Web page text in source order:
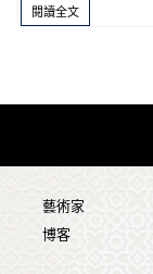
閱讀全文
藝術家
博客